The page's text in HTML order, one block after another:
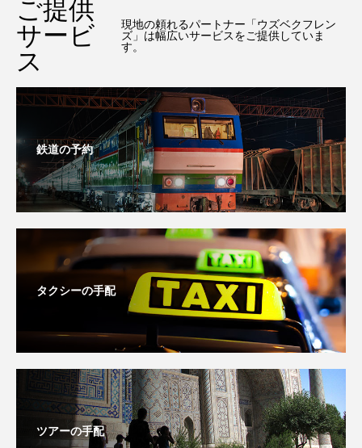
ご提供
サービ
ス
現地の頼れるパートナー「ウズベクフレン
ズ」は幅広いサービスをご提供していま
す。
鉄道の予約
タクシーの手配
ツアーの手配